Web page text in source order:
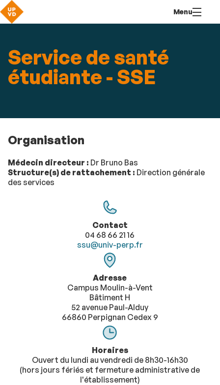
contenu
Menu
Service de santé
étudiante - SSE
Organisation
Médecin directeur : Dr Bruno Bas
Structure(s) de rattachement : Direction générale
des services
​​​​​​Contact
04 68 66 21 16
ssu@univ-perp.fr
Adresse
Campus Moulin-à-Vent
Bâtiment H
52 avenue Paul-Alduy
66860 Perpignan Cedex 9
Horaires
Ouvert du lundi au vendredi de 8h30-16h30
(hors jours fériés et fermeture administrative de
l'établissement)